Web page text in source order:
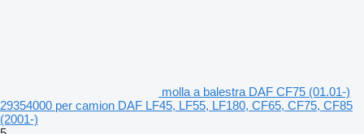
molla a balestra DAF CF75 (01.01-)
29354000 per camion DAF LF45, LF55, LF180, CF65, CF75, CF85
(2001-)